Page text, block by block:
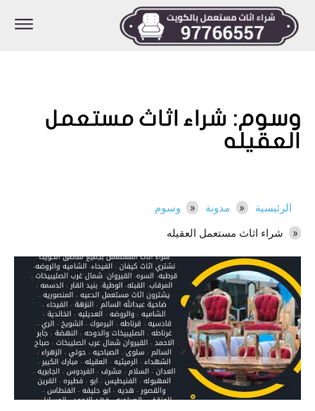
وسوم: شراء اثاث مستعمل
العقيله
الرئيسية مدونة
وسوم
شراء اثاث مستعمل العقيله